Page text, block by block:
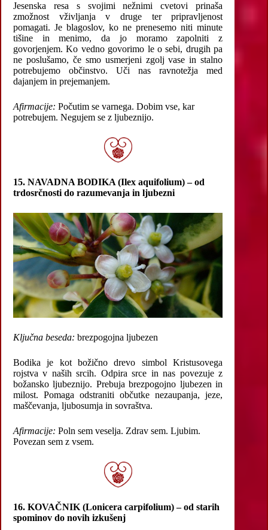
Jesenska resa s svojimi nežnimi cvetovi prinaša
zmožnost vživljanja v druge ter pripravljenost
pomagati. Je blagoslov, ko ne prenesemo niti minute
tišine in menimo, da jo moramo zapolniti z
govorjenjem. Ko vedno govorimo le o sebi, drugih pa
ne poslušamo, če smo usmerjeni zgolj vase in stalno
potrebujemo občinstvo. Uči nas ravnotežja med
dajanjem in prejemanjem.
Afirmacije: Počutim se varnega. Dobim vse, kar
potrebujem. Negujem se z ljubeznijo.
15. NAVADNA BODIKA (Ilex aquifolium) – od
trdosrčnosti do razumevanja in ljubezni
Ključna beseda: brezpogojna ljubezen
Bodika je kot božično drevo simbol Kristusovega
rojstva v naših srcih. Odpira srce in nas povezuje z
božansko ljubeznijo. Prebuja brezpogojno ljubezen in
milost. Pomaga odstraniti občutke nezaupanja, jeze,
maščevanja, ljubosumja in sovraštva.
Afirmacije: Poln sem veselja. Zdrav sem. Ljubim.
Povezan sem z vsem.
16. KOVAČNIK (Lonicera carpifolium) – od starih
spominov do novih izkušenj